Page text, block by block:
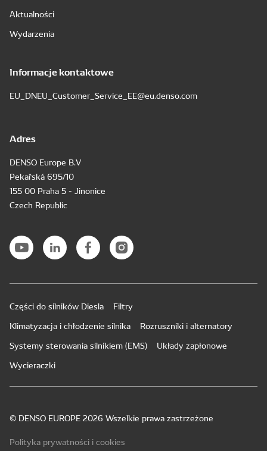
Aktualności
Wydarzenia
Informacje kontaktowe
EU_DNEU_Customer_Service_EE@eu.denso.com
Adres
DENSO Europe B.V
Pekařská 695/10
155 00 Praha 5 - Jinonice
Czech Republic
Części do silników Diesla
Filtry
Klimatyzacja i chłodzenie silnika
Rozruszniki i alternatory
Systemy sterowania silnikiem (EMS)
Układy zapłonowe
Wycieraczki
© DENSO EUROPE 2026 Wszelkie prawa zastrzeżone
Polityka prywatności i cookies